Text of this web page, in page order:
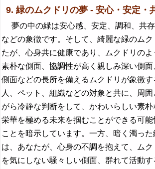
9. 緑のムクドリの夢 - 安心・安定・
夢の中の緑は安心感、安定、調和、共
などの象徴です。そして、綺麗な緑のム
たが、心身共に健康であり、ムクドリの
素朴な側面、協調性が高く親しみ深い側
側面などの長所を備えるムクドリが象徴
人、ペット、組織などの対象と共に、周
がら冷静な判断をして、かわいらしい素
栄華を極める未来を掴むことができる可
ことを暗示しています。一方、暗く濁っ
は、あなたが、心身の不調を抱えて、ムク
を気にしない騒々しい側面、群れて活動